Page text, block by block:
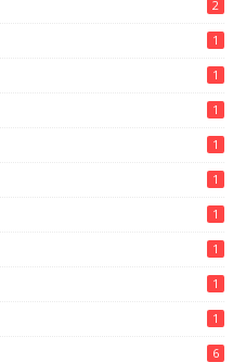
2
1
1
1
1
1
1
1
1
1
6